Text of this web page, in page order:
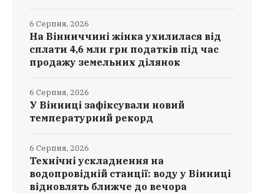
На Вінниччині жінка ухилилася від
сплати 4,6 млн грн податків під час
продажу земельних ділянок
6 Серпня, 2026
У Вінниці зафіксували новий
температурний рекорд
6 Серпня, 2026
Технічні ускладнення на
водопровідній станції: воду у Вінниці
відновлять ближче до вечора
6 Серпня, 2026